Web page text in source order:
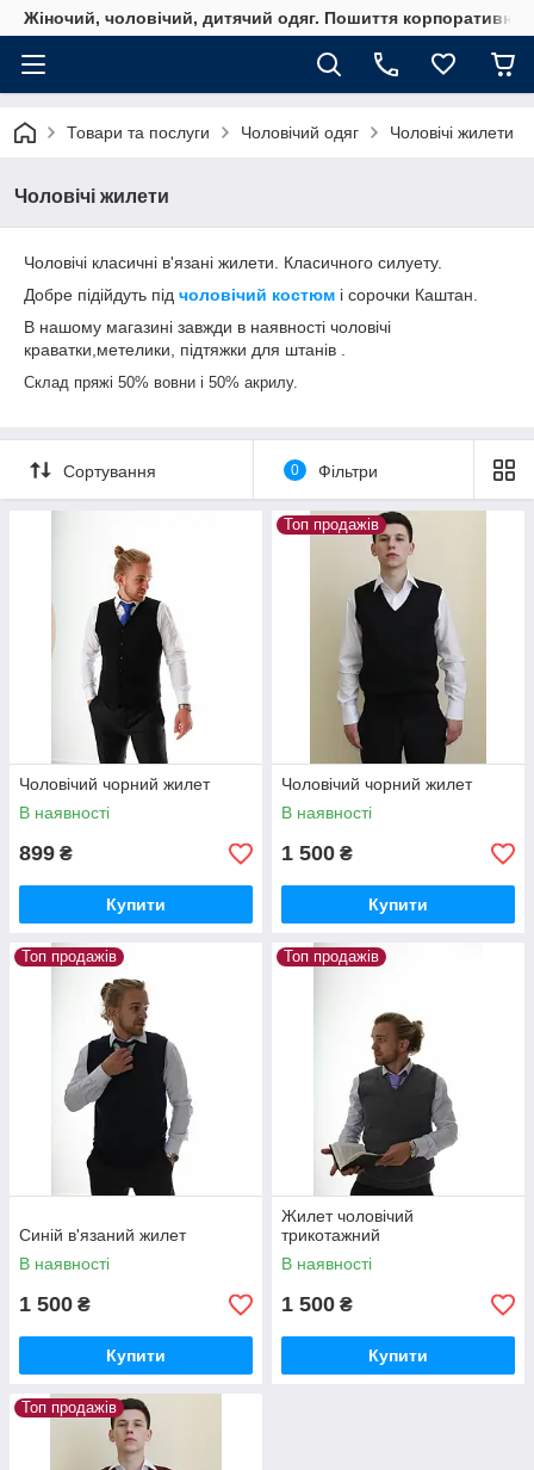
Жіночий, чоловічий, дитячий одяг. Пошиття
Товари та послуги Чоловічий одяг Чоловічі жилети
Чоловічі жилети
Чоловічі класичні в'язані жилети. Класичного силуету.
Добре підійдуть під чоловічий костюм і сорочки Каштан.
В нашому магазині завжди в наявності чоловічі
краватки,метелики, підтяжки для штанів .
Склад пряжі 50% вовни і 50% акрилу.
Сортування 0 Фільтри
Чоловічий чорний жилет
В наявності
899 ₴
Купити
Топ продажів
Чоловічий чорний жилет
В наявності
1 500 ₴
Купити
Топ продажів
Синій в'язаний жилет
В наявності
1 500 ₴
Купити
Топ продажів
Жилет чоловічий
трикотажний
В наявності
1 500 ₴
Купити
Топ продажів